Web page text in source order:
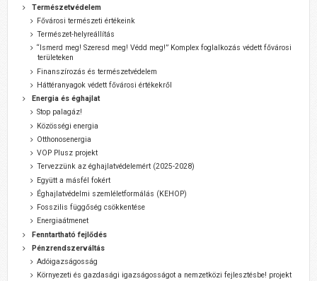
Természetvédelem
Fővárosi természeti értékeink
Természet-helyreállítás
“Ismerd meg! Szeresd meg! Védd meg!” Komplex foglalkozás védett fővárosi
területeken
Finanszírozás és természetvédelem
Háttéranyagok védett fővárosi értékekről
Energia és éghajlat
Stop palagáz!
Közösségi energia
Otthonosenergia
VOP Plusz projekt
Tervezzünk az éghajlatvédelemért (2025-2028)
Együtt a másfél fokért
Éghajlatvédelmi szemléletformálás (KEHOP)
Fosszilis függőség csökkentése
Energiaátmenet
Fenntartható fejlődés
Pénzrendszerváltás
Adóigazságosság
Környezeti és gazdasági igazságosságot a nemzetközi fejlesztésbe! projekt